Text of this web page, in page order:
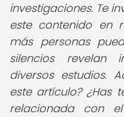
investigaciones. Te
este contenido en
más personas
silencios revelan
diversos estudios.
este artículo? ¿Has
relacionada con